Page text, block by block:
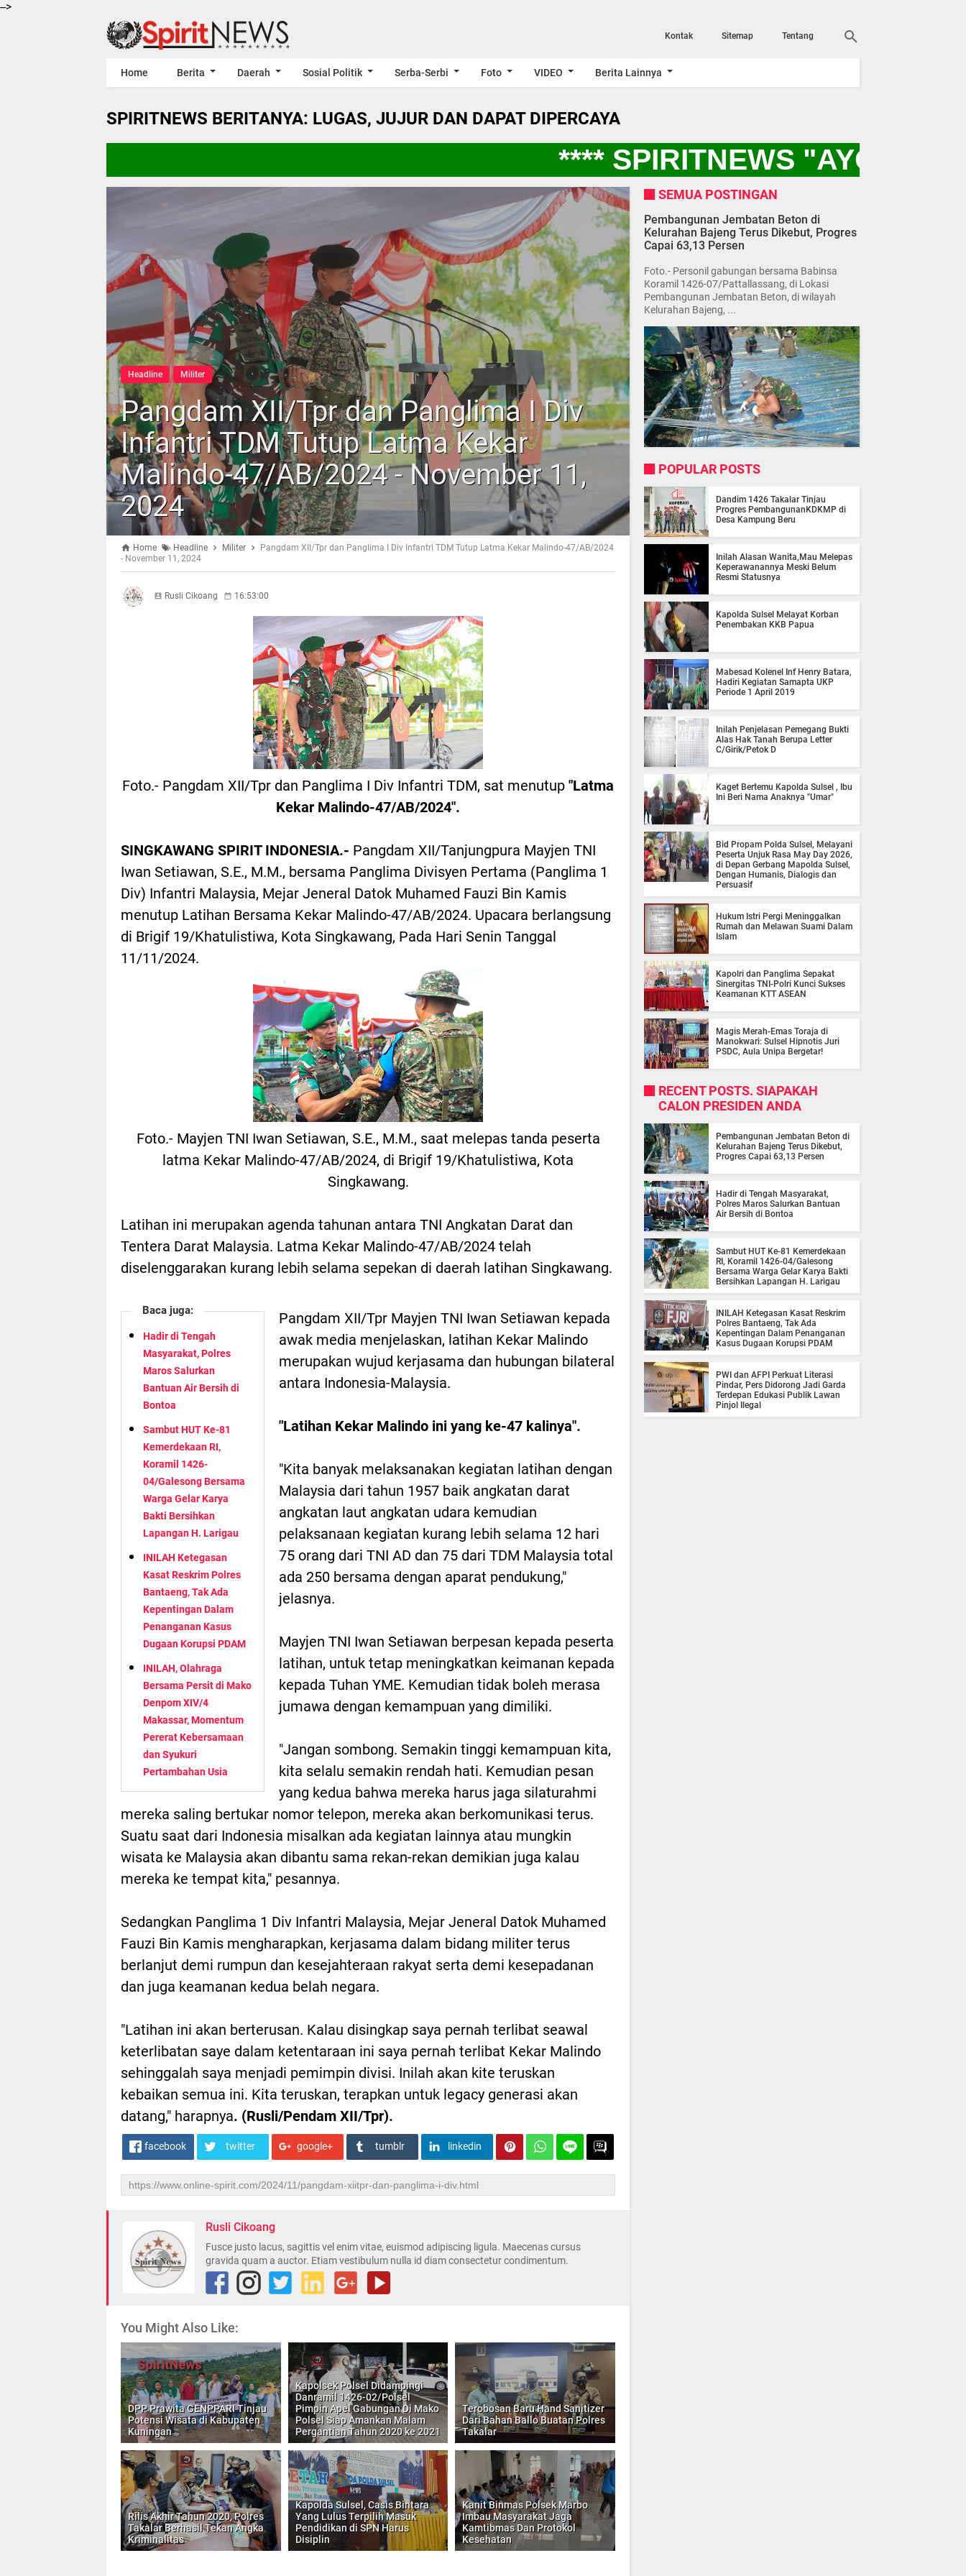
-->
Kontak Sitemap Tentang
Home Berita Daerah Sosial Politik Serba-Serbi Foto VIDEO Berita Lainnya
SPIRITNEWS BERITANYA: LUGAS, JUJUR DAN DAPAT DIPERCAYA
**** SPIRITNEWS "AYO KITA
Headline Militer
Pangdam XII/Tpr dan Panglima I Div
Infantri TDM Tutup Latma Kekar
Malindo-47/AB/2024 - November 11,
2024
Home Headline Militer
Pangdam XII/Tpr dan Panglima I Div Infantri TDM Tutup Latma Kekar Malindo-47/AB/2024
- November 11, 2024
Rusli Cikoang 16:53:00
Foto.- Pangdam XII/Tpr dan Panglima I Div Infantri TDM, sat menutup "Latma
Kekar Malindo-47/AB/2024".
SINGKAWANG SPIRIT INDONESIA.- Pangdam XII/Tanjungpura Mayjen TNI
Iwan Setiawan, S.E., M.M., bersama Panglima Divisyen Pertama (Panglima 1
Div) Infantri Malaysia, Mejar Jeneral Datok Muhamed Fauzi Bin Kamis
menutup Latihan Bersama Kekar Malindo-47/AB/2024. Upacara berlangsung
di Brigif 19/Khatulistiwa, Kota Singkawang, Pada Hari Senin Tanggal
11/11/2024.
Foto.- Mayjen TNI Iwan Setiawan, S.E., M.M., saat melepas tanda peserta
latma Kekar Malindo-47/AB/2024, di Brigif 19/Khatulistiwa, Kota
Singkawang.
Latihan ini merupakan agenda tahunan antara TNI Angkatan Darat dan
Tentera Darat Malaysia. Latma Kekar Malindo-47/AB/2024 telah
diselenggarakan kurang lebih selama sepekan di daerah latihan Singkawang.
Baca juga:
Hadir di Tengah
Masyarakat, Polres
Maros Salurkan
Bantuan Air Bersih di
Bontoa
Sambut HUT Ke-81
Kemerdekaan RI,
Koramil 1426-
04/Galesong Bersama
Warga Gelar Karya
Bakti Bersihkan
Lapangan H. Larigau
INILAH Ketegasan
Kasat Reskrim Polres
Bantaeng, Tak Ada
Kepentingan Dalam
Penanganan Kasus
Dugaan Korupsi PDAM
INILAH, Olahraga
Bersama Persit di Mako
Denpom XIV/4
Makassar, Momentum
Pererat Kebersamaan
dan Syukuri
Pertambahan Usia
Pangdam XII/Tpr Mayjen TNI Iwan Setiawan kepada
awak media menjelaskan, latihan Kekar Malindo
merupakan wujud kerjasama dan hubungan bilateral
antara Indonesia-Malaysia.
"Latihan Kekar Malindo ini yang ke-47 kalinya".
"Kita banyak melaksanakan kegiatan latihan dengan
Malaysia dari tahun 1957 baik angkatan darat
angkatan laut angkatan udara kemudian
pelaksanaan kegiatan kurang lebih selama 12 hari
75 orang dari TNI AD dan 75 dari TDM Malaysia total
ada 250 bersama dengan aparat pendukung,"
jelasnya.
Mayjen TNI Iwan Setiawan berpesan kepada peserta
latihan, untuk tetap meningkatkan keimanan kepada
kepada Tuhan YME. Kemudian tidak boleh merasa
jumawa dengan kemampuan yang dimiliki.
"Jangan sombong. Semakin tinggi kemampuan kita,
kita selalu semakin rendah hati. Kemudian pesan
yang kedua bahwa mereka harus jaga silaturahmi
mereka saling bertukar nomor telepon, mereka akan berkomunikasi terus.
Suatu saat dari Indonesia misalkan ada kegiatan lainnya atau mungkin
wisata ke Malaysia akan dibantu sama rekan-rekan demikian juga kalau
mereka ke tempat kita," pesannya.
Sedangkan Panglima 1 Div Infantri Malaysia, Mejar Jeneral Datok Muhamed
Fauzi Bin Kamis mengharapkan, kerjasama dalam bidang militer terus
berlanjut demi rumpun dan kesejahteraan rakyat serta demi kesepadanan
dan juga keamanan kedua belah negara.
"Latihan ini akan berterusan. Kalau disingkap saya pernah terlibat seawal
keterlibatan saye dalam ketentaraan ini saya pernah terlibat Kekar Malindo
sehinggalah saya menjadi pemimpin divisi. Inilah akan kite teruskan
kebaikan semua ini. Kita teruskan, terapkan untuk legacy generasi akan
datang," harapnya. (Rusli/Pendam XII/Tpr).
facebook twitter google+ tumblr linkedin
Rusli Cikoang
Fusce justo lacus, sagittis vel enim vitae, euismod adipiscing ligula. Maecenas cursus
gravida quam a auctor. Etiam vestibulum nulla id diam consectetur condimentum.
You Might Also Like:
DPP Prawita GENPPARI Tinjau
Potensi Wisata di Kabupaten
Kuningan
Kapolsek Polsel Didampingi
Danramil 1426-02/Polsel
Pimpin Apel Gabungan Di Mako
Polsel Siap Amankan Malam
Pergantian Tahun 2020 ke 2021
Terobosan Baru Hand Sanitizer
Dari Bahan Ballo Buatan Polres
Takalar
Rilis Akhir Tahun 2020, Polres
Takalar Berhasil Tekan Angka
Kriminalitas
Kapolda Sulsel, Casis Bintara
Yang Lulus Terpilih Masuk
Pendidikan di SPN Harus
Disiplin
Kanit Binmas Polsek Marbo
Imbau Masyarakat Jaga
Kamtibmas Dan Protokol
Kesehatan
SEMUA POSTINGAN
Pembangunan Jembatan Beton di
Kelurahan Bajeng Terus Dikebut, Progres
Capai 63,13 Persen
Foto.- Personil gabungan bersama Babinsa
Koramil 1426-07/Pattallassang, di Lokasi
Pembangunan Jembatan Beton, di wilayah
Kelurahan Bajeng, ...
POPULAR POSTS
Dandim 1426 Takalar Tinjau
Progres PembangunanKDKMP di
Desa Kampung Beru
Inilah Alasan Wanita,Mau Melepas
Keperawanannya Meski Belum
Resmi Statusnya
Kapolda Sulsel Melayat Korban
Penembakan KKB Papua
Mabesad Kolenel Inf Henry Batara,
Hadiri Kegiatan Samapta UKP
Periode 1 April 2019
Inilah Penjelasan Pemegang Bukti
Alas Hak Tanah Berupa Letter
C/Girik/Petok D
Kaget Bertemu Kapolda Sulsel , Ibu
Ini Beri Nama Anaknya "Umar"
Bid Propam Polda Sulsel, Melayani
Peserta Unjuk Rasa May Day 2026,
di Depan Gerbang Mapolda Sulsel,
Dengan Humanis, Dialogis dan
Persuasif
Hukum Istri Pergi Meninggalkan
Rumah dan Melawan Suami Dalam
Islam
Kapolri dan Panglima Sepakat
Sinergitas TNI-Polri Kunci Sukses
Keamanan KTT ASEAN
Magis Merah-Emas Toraja di
Manokwari: Sulsel Hipnotis Juri
PSDC, Aula Unipa Bergetar!
RECENT POSTS. SIAPAKAH
CALON PRESIDEN ANDA
Pembangunan Jembatan Beton di
Kelurahan Bajeng Terus Dikebut,
Progres Capai 63,13 Persen
Hadir di Tengah Masyarakat,
Polres Maros Salurkan Bantuan
Air Bersih di Bontoa
Sambut HUT Ke-81 Kemerdekaan
RI, Koramil 1426-04/Galesong
Bersama Warga Gelar Karya Bakti
Bersihkan Lapangan H. Larigau
INILAH Ketegasan Kasat Reskrim
Polres Bantaeng, Tak Ada
Kepentingan Dalam Penanganan
Kasus Dugaan Korupsi PDAM
PWI dan AFPI Perkuat Literasi
Pindar, Pers Didorong Jadi Garda
Terdepan Edukasi Publik Lawan
Pinjol Ilegal